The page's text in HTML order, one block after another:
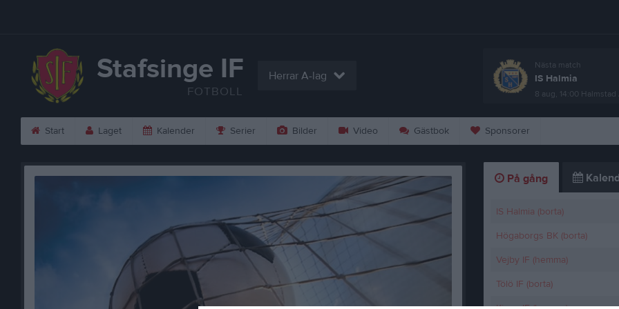
Stafsinge IF
FOTBOLL
Herrar A-lag
Nästa match
IS Halmia
8 aug, 14:00 Halmstad
Start Laget Kalender Serier Bilder Video Gästbok Sponsorer
På gång
IS Halmia (borta)
Högaborgs BK (borta)
Vejby IF (hemma)
Tölö IF (borta)